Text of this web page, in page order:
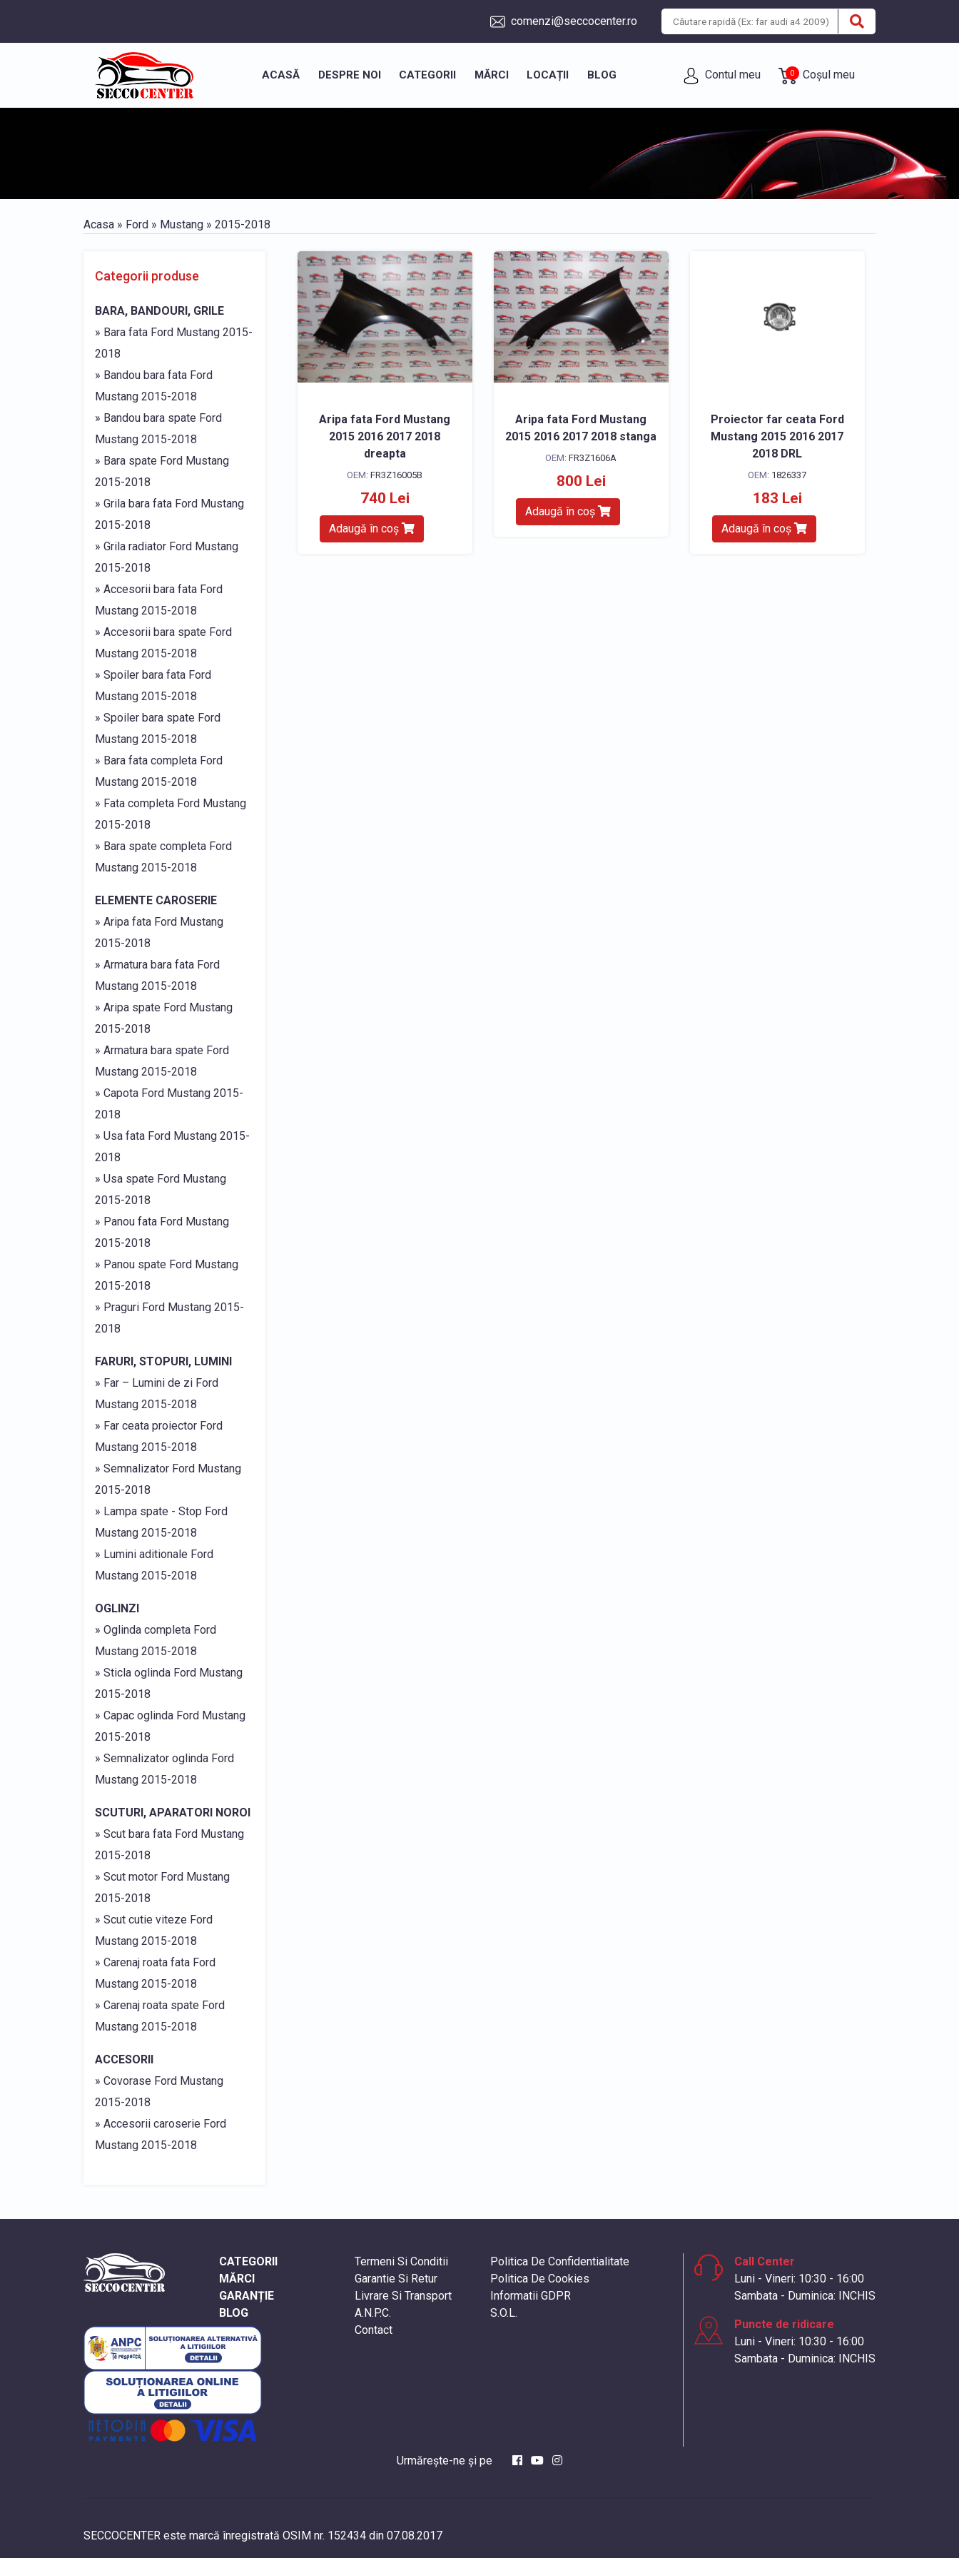
comenzi@seccocenter.ro
ACASĂ DESPRE NOI CATEGORII MĂRCI LOCAȚII BLOG Contul meu 0 Coșul meu
Acasa » Ford » Mustang » 2015-2018
Categorii produse
BARA, BANDOURI, GRILE
» Bara fata Ford Mustang 2015-
2018
» Bandou bara fata Ford
Mustang 2015-2018
» Bandou bara spate Ford
Mustang 2015-2018
» Bara spate Ford Mustang
2015-2018
» Grila bara fata Ford Mustang
2015-2018
» Grila radiator Ford Mustang
2015-2018
» Accesorii bara fata Ford
Mustang 2015-2018
» Accesorii bara spate Ford
Mustang 2015-2018
» Spoiler bara fata Ford
Mustang 2015-2018
» Spoiler bara spate Ford
Mustang 2015-2018
» Bara fata completa Ford
Mustang 2015-2018
» Fata completa Ford Mustang
2015-2018
» Bara spate completa Ford
Mustang 2015-2018
ELEMENTE CAROSERIE
» Aripa fata Ford Mustang
2015-2018
» Armatura bara fata Ford
Mustang 2015-2018
» Aripa spate Ford Mustang
2015-2018
» Armatura bara spate Ford
Mustang 2015-2018
» Capota Ford Mustang 2015-
2018
» Usa fata Ford Mustang 2015-
2018
» Usa spate Ford Mustang
2015-2018
» Panou fata Ford Mustang
2015-2018
» Panou spate Ford Mustang
2015-2018
» Praguri Ford Mustang 2015-
2018
FARURI, STOPURI, LUMINI
» Far – Lumini de zi Ford
Mustang 2015-2018
» Far ceata proiector Ford
Mustang 2015-2018
» Semnalizator Ford Mustang
2015-2018
» Lampa spate - Stop Ford
Mustang 2015-2018
» Lumini aditionale Ford
Mustang 2015-2018
OGLINZI
» Oglinda completa Ford
Mustang 2015-2018
» Sticla oglinda Ford Mustang
2015-2018
» Capac oglinda Ford Mustang
2015-2018
» Semnalizator oglinda Ford
Mustang 2015-2018
SCUTURI, APARATORI NOROI
» Scut bara fata Ford Mustang
2015-2018
» Scut motor Ford Mustang
2015-2018
» Scut cutie viteze Ford
Mustang 2015-2018
» Carenaj roata fata Ford
Mustang 2015-2018
» Carenaj roata spate Ford
Mustang 2015-2018
ACCESORII
» Covorase Ford Mustang
2015-2018
» Accesorii caroserie Ford
Mustang 2015-2018
Aripa fata Ford Mustang
2015 2016 2017 2018
dreapta
OEM:FR3Z16005B
740 Lei
Adaugă în coș
Aripa fata Ford Mustang
2015 2016 2017 2018 stanga
OEM:FR3Z1606A
800 Lei
Adaugă în coș
Proiector far ceata Ford
Mustang 2015 2016 2017
2018 DRL
OEM: 1826337
183 Lei
Adaugă în coș
CATEGORII
MĂRCI
GARANȚIE
BLOG
Termeni Si Conditii
Garantie Si Retur
Livrare Si Transport
A.N.P.C.
Contact
Politica De Confidentialitate
Politica De Cookies
Informatii GDPR
S.O.L.
Call Center
Luni - Vineri: 10:30 - 16:00
Sambata - Duminica: INCHIS
Puncte de ridicare
Luni - Vineri: 10:30 - 16:00
Sambata - Duminica: INCHIS
Urmărește-ne și pe
SECCOCENTER este marcă înregistrată OSIM nr. 152434 din 07.08.2017